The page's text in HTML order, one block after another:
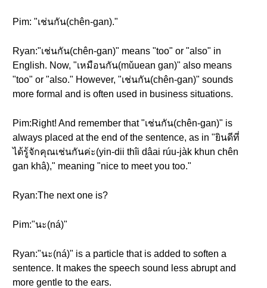
Pim: "เช่นกัน(chên-gan)."
Ryan:"เช่นกัน(chên-gan)" means "too" or "also" in
English. Now, "เหมือนกัน(mǔuean gan)" also means
"too" or "also." However, "เช่นกัน(chên-gan)" sounds
more formal and is often used in business situations.
Pim:Right! And remember that "เช่นกัน(chên-gan)" is
always placed at the end of the sentence, as in "ยินดีที่
ได้รู้จักคุณเช่นกันค่ะ(yin-dii thîi dâai rúu-jàk khun chên
gan khâ)," meaning "nice to meet you too."
Ryan:The next one is?
Pim:"นะ(ná)"
Ryan:"นะ(ná)" is a particle that is added to soften a
sentence. It makes the speech sound less abrupt and
more gentle to the ears.